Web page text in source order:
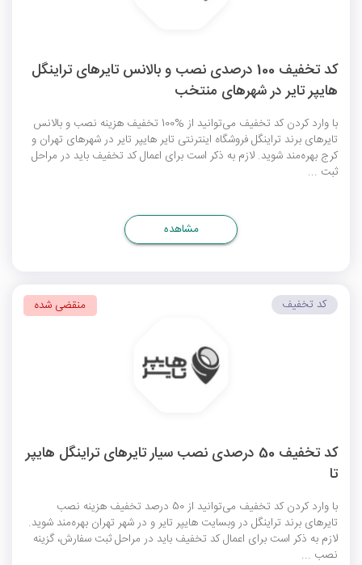
کد تخفیف 100 درصدی نصب و بالانس تایرهای تراینگل
هایپر تایر در شهرهای منتخب
با وارد کردن کد تخفیف می‌توانید از %100 تخفیف هزینه نصب و بالانس
تایرهای برند تراینگل فروشگاه اینترنتی تایر هایپر تایر در شهرهای تهران و
کرج بهره‌مند شوید. لازم به ذکر است برای اعمال کد تخفیف باید در مراحل
ثبت ...
مشاهده
کد تخفیف 50 درصدی نصب سیار تایرهای تراینگل هایپر
تا
با وارد کردن کد تخفیف می‌توانید از 50 درصد تخفیف هزینه نصب
تایرهای برند تراینگل در وبسایت هایپر تایر و در شهر تهران بهره‌مند شوید.
لازم به ذکر است برای اعمال کد تخفیف باید در مراحل ثبت سفارش، گزینه
نصب ...
کد تخفیف منقضی شده